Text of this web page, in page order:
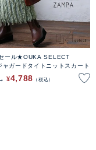
ール★OUKA SELECT
ャガードタイトニットスカート
¥4,788 税込